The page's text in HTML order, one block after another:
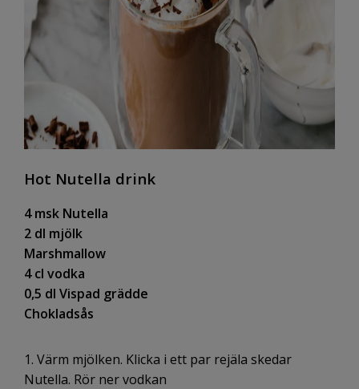
Hot Nutella drink
4 msk Nutella
2 dl mjölk
Marshmallow
4 cl vodka
0,5 dl Vispad grädde
Chokladsås
1. Värm mjölken. Klicka i ett par rejäla skedar
Nutella. Rör ner vodkan